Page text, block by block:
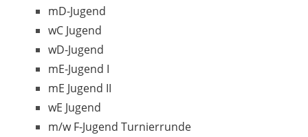
mD-Jugend
wC Jugend
wD-Jugend
mE-Jugend I
mE Jugend II
wE Jugend
m/w F-Jugend Turnierrunde